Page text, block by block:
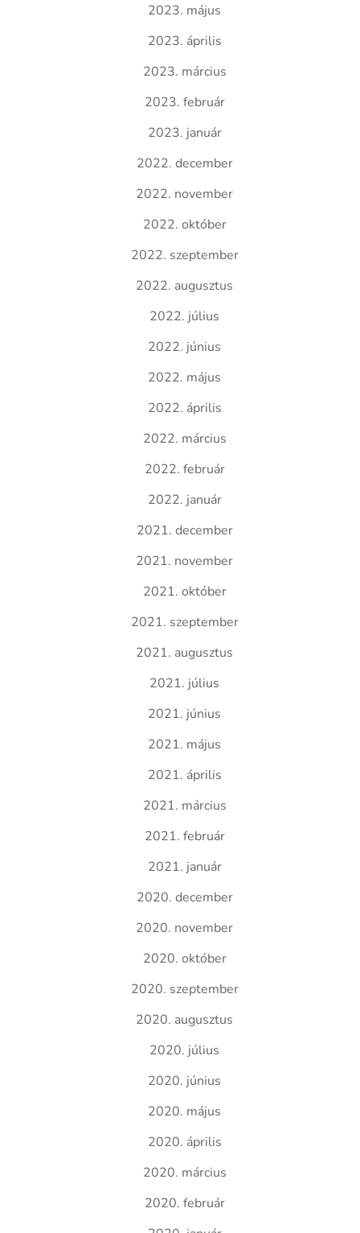
2023. május
2023. április
2023. március
2023. február
2023. január
2022. december
2022. november
2022. október
2022. szeptember
2022. augusztus
2022. július
2022. június
2022. május
2022. április
2022. március
2022. február
2022. január
2021. december
2021. november
2021. október
2021. szeptember
2021. augusztus
2021. július
2021. június
2021. május
2021. április
2021. március
2021. február
2021. január
2020. december
2020. november
2020. október
2020. szeptember
2020. augusztus
2020. július
2020. június
2020. május
2020. április
2020. március
2020. február